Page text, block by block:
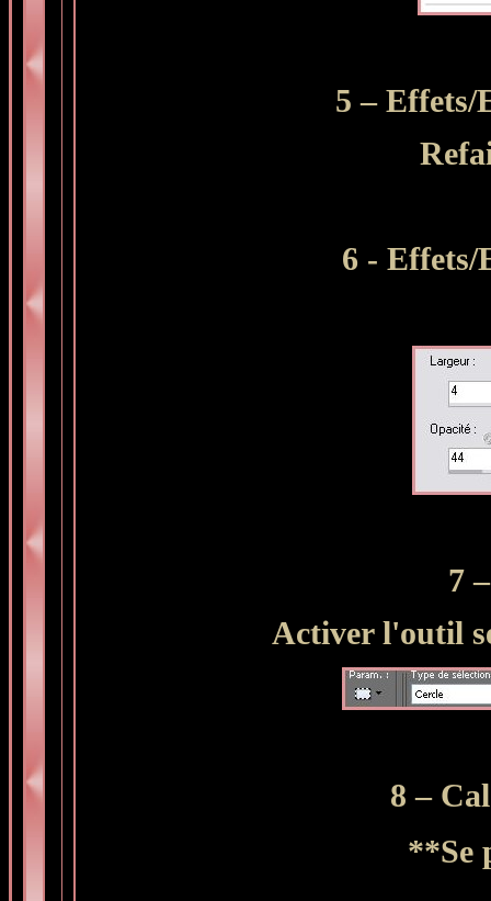
5 – Effets/
6 - Effets/
7
Activer l'outil
8 –
**Se